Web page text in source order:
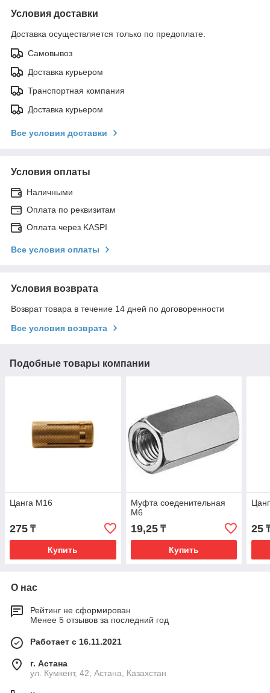
Условия доставки
Доставка осуществляется только по предоплате.
Самовывоз
Доставка курьером
Транспортная компания
Доставка курьером
Все условия доставки
Условия оплаты
Наличными
Оплата по реквизитам
Оплата через KASPI
Все условия оплаты
Условия возврата
Возврат товара в течение 14 дней по договоренности
Все условия возврата
Подобные товары компании
Цанга М16
275 ₸
Купить
Муфта соеденительная
М6
19,25₸
Купить
25
О нас
Рейтинг не сформирован
Менее 5 отзывов за последний год
Работает с 16.11.2021
г. Астана
ул. Кумкент, 42, Астана, Казахстан